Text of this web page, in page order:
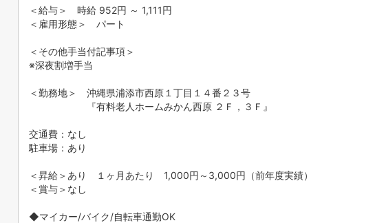
＜給与＞ 時給 952円 ～ 1,111円
＜雇用形態＞ パート
＜その他手当付記事項＞
※深夜割増手当
＜勤務地＞ 沖縄県浦添市西原１丁目１４番２３号
『有料老人ホームみかん西原 ２Ｆ，３Ｆ』
交通費：なし
駐車場：あり
＜昇給＞あり １ヶ月あたり 1,000円～3,000円（前年度実績）
＜賞与＞なし
◆マイカー/バイク/自転車通勤OK